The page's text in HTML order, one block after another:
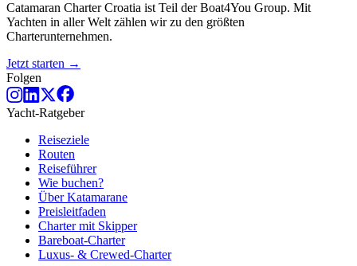
Catamaran Charter Croatia ist Teil der Boat4You Group. Mit
Yachten in aller Welt zählen wir zu den größten
Charterunternehmen.
Jetzt starten →
Folgen
Yacht-Ratgeber
Reiseziele
Routen
Reiseführer
Wie buchen?
Über Katamarane
Preisleitfaden
Charter mit Skipper
Bareboat-Charter
Luxus- & Crewed-Charter